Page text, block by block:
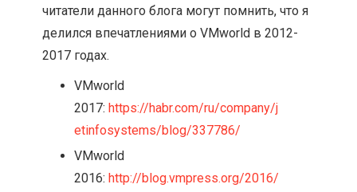
читатели данного блога могут помнить, что я
делился впечатлениями о VMworld в 2012-
2017 годах.
VMworld
2017:https://habr.com/ru/company/j
etinfosystems/blog/337786/
VMworld
2016:http://blog.vmpress.org/2016/